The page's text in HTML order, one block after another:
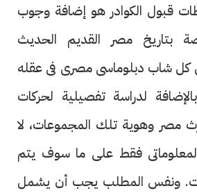
قبول الكوادر هو إضافة وجوب
بتاريخ مصر القديم الحديث
كل شاب دبلوماسى مصرى فى عقله
لدراسة تفصيلية لحركات
مصر وهوية تلك المجموعات، لا
فقط على ما سوف يتم
ونفس المطلب يجب أن يشمل